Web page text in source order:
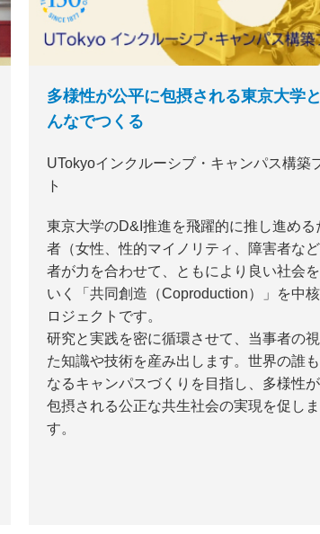
多様性が公平に包摂される東京大学
んなでつくる
UTokyoインクルーシブ・キャンパス構築
ト
東京大学のD&I推進を飛躍的に推し進める
者（女性、性的マイノリティ、障害者な
者が力を合わせて、ともにより良い社会
いく「共同創造（Coproduction）」を中
ロジェクトです。
研究と実践を密に循環させて、当事者の
た知識や技術を産み出します。世界の誰も
なるキャンパスづくりを目指し、多様性
包摂される公正な共生社会の実現を促しま
す。